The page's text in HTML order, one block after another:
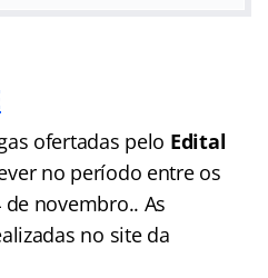
ofertadas pelo Edital
no período entre os
novembro.. As
no site da